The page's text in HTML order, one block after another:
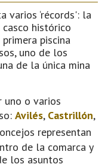
varios ‘récords': la
histórico
piscina
uno de los
de la única mina
uno o varios
Avilés, Castrillón,
representan
de la comarca y
los asuntos